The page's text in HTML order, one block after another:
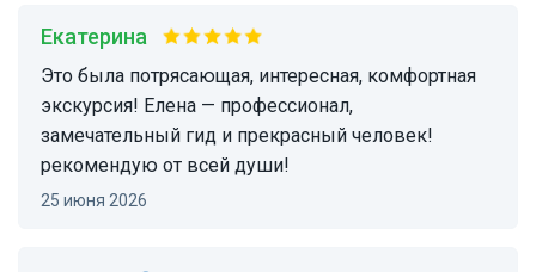
Екатерина
это была потрясающая, интересная, комфортная
экскурсия! Елена — профессионал,
замечательный гид и прекрасный человек!
рекомендую от всей души!
25 июня 2026